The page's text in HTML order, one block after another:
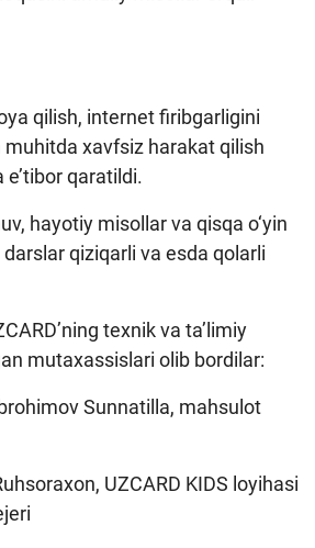
qilish, internet firibgarligini
muhitda xavfsiz harakat qilish
qaratildi.
hayotiy misollar va qisqa o‘yin
qiziqarli va esda qolarli
texnik va ta’limiy
mutaxassislari olib bordilar:
Sunnatilla, mahsulot
UZCARD KIDS loyihasi